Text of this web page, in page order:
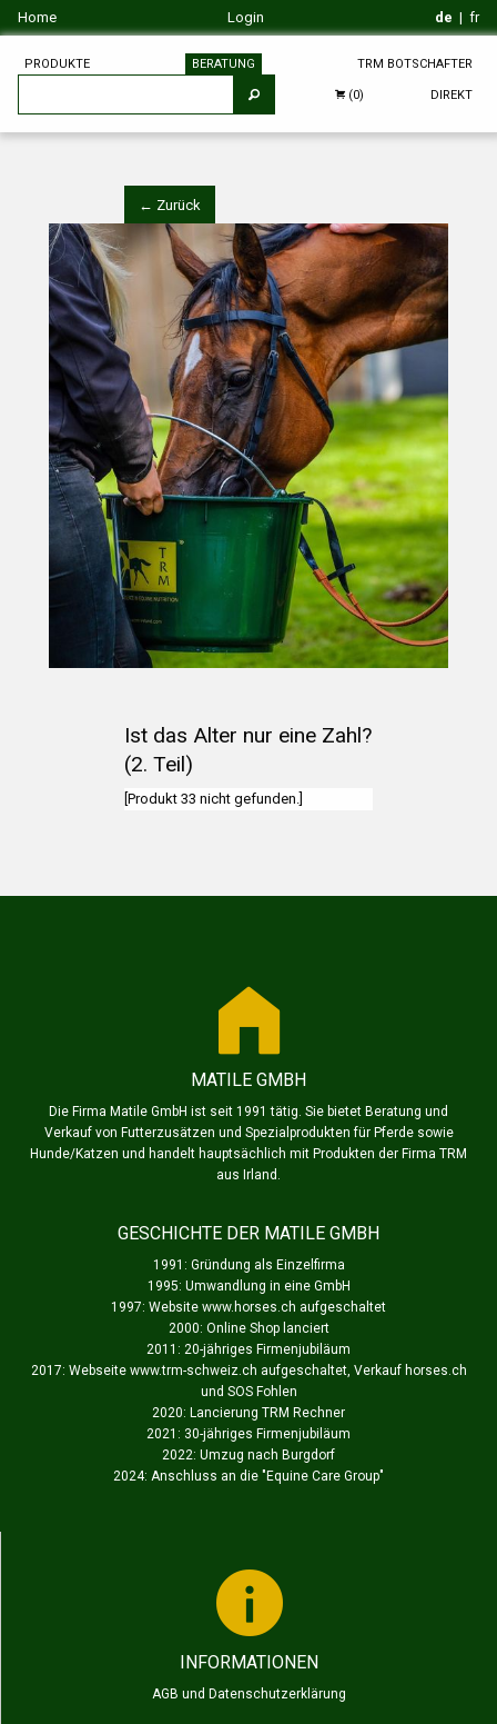
Home Login de | fr
PRODUKTE BERATUNG TRM BOTSCHAFTER
(0) DIREKT
← Zurück
Ist das Alter nur eine Zahl?
(2. Teil)
[Produkt 33 nicht gefunden.]
MATILE GMBH
Die Firma Matile GmbH ist seit 1991 tätig. Sie bietet Beratung und
Verkauf von Futterzusätzen und Spezialprodukten für Pferde sowie
Hunde/Katzen und handelt hauptsächlich mit Produkten der Firma TRM
aus Irland.
GESCHICHTE DER MATILE GMBH
1991: Gründung als Einzelfirma
1995: Umwandlung in eine GmbH
1997: Website www.horses.ch aufgeschaltet
2000: Online Shop lanciert
2011: 20-jähriges Firmenjubiläum
2017: Webseite www.trm-schweiz.ch aufgeschaltet, Verkauf horses.ch
und SOS Fohlen
2020: Lancierung TRM Rechner
2021: 30-jähriges Firmenjubiläum
2022: Umzug nach Burgdorf
2024: Anschluss an die " Equine Care Group"
INFORMATIONEN
AGB und Datenschutzerklärung